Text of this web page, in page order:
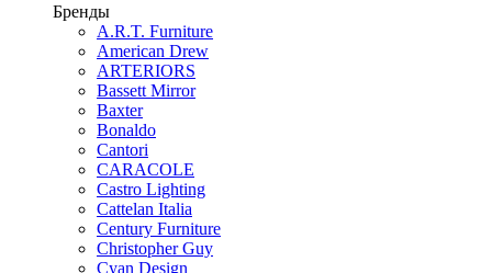
Бренды
A.R.T. Furniture
American Drew
ARTERIORS
Bassett Mirror
Baxter
Bonaldo
Cantori
CARACOLE
Castro Lighting
Cattelan Italia
Century Furniture
Christopher Guy
Cyan Design